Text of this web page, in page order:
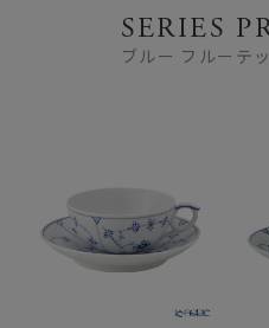
SERIES
ブルー フルーテ